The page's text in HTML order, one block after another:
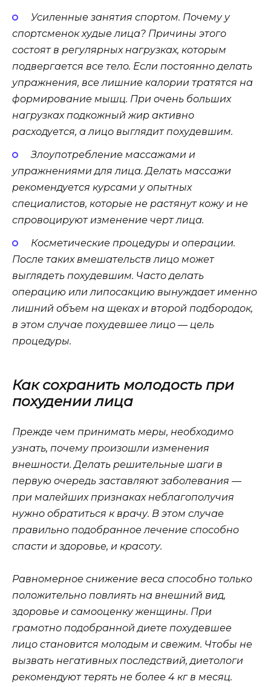
Усиленные занятия спортом. Почему у
спортсменок худые лица? Причины этого
состоят в регулярных нагрузках, которым
подвергается все тело. Если постоянно делать
упражнения, все лишние калории тратятся на
формирование мышц. При очень больших
нагрузках подкожный жир активно
расходуется, а лицо выглядит похудевшим.
Злоупотребление массажами и
упражнениями для лица. Делать массажи
рекомендуется курсами у опытных
специалистов, которые не растянут кожу и не
спровоцируют изменение черт лица.
Косметические процедуры и операции.
После таких вмешательств лицо может
выглядеть похудевшим. Часто делать
операцию или липосакцию вынуждает именно
лишний объем на щеках и второй подбородок,
в этом случае похудевшее лицо — цель
процедуры.
Как сохранить молодость при
похудении лица
Прежде чем принимать меры, необходимо
узнать, почему произошли изменения
внешности. Делать решительные шаги в
первую очередь заставляют заболевания —
при малейших признаках неблагополучия
нужно обратиться к врачу. В этом случае
правильно подобранное лечение способно
спасти и здоровье, и красоту.
Равномерное снижение веса способно только
положительно повлиять на внешний вид,
здоровье и самооценку женщины. При
грамотно подобранной диете похудевшее
лицо становится молодым и свежим. Чтобы не
вызвать негативных последствий, диетологи
рекомендуют терять не более 4 кг в месяц.